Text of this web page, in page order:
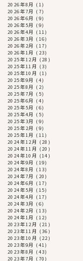
2026年8月 (1)
2026年7月 (7)
2026年6月 (9)
2026年5月 (9)
2026年4月 (11)
2026年3月 (16)
2026年2月 (17)
2026年1月 (23)
2025年12月 (28)
2025年11月 (3)
2025年10月 (1)
2025年9月 (4)
2025年8月 (2)
2025年7月 (5)
2025年6月 (4)
2025年5月 (6)
2025年4月 (5)
2025年3月 (9)
2025年2月 (9)
2025年1月 (11)
2024年12月 (28)
2024年11月 (20)
2024年10月 (14)
2024年9月 (19)
2024年8月 (13)
2024年7月 (20)
2024年6月 (17)
2024年5月 (15)
2024年4月 (17)
2024年3月 (6)
2024年2月 (13)
2024年1月 (12)
2023年12月 (21)
2023年11月 (36)
2023年10月 (22)
2023年9月 (41)
2023年8月 (43)
2023年7月 (70)